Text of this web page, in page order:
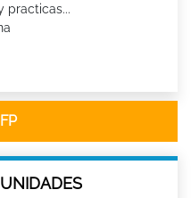
practicas...